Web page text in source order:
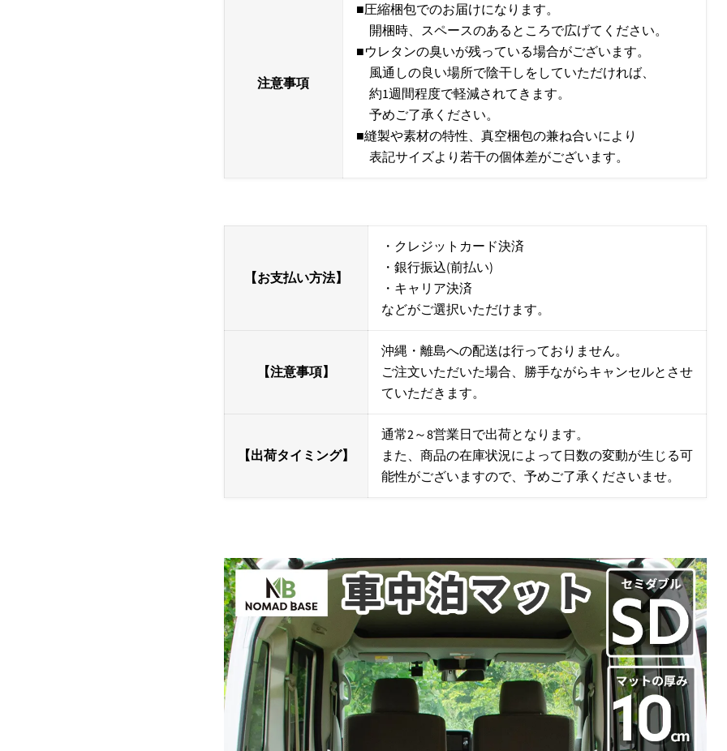
注意事項
■圧縮梱包でのお届けになります。
開梱時、スペースのあるところで広げてください。
■ウレタンの臭いが残っている場合がございます。
風通しの良い場所で陰干しをしていただければ、
約1週間程度で軽減されてきます。
予めご了承ください。
■縫製や素材の特性、真空梱包の兼ね合いにより
表記サイズより若干の個体差がございます。
【お支払い方法】
・クレジットカード決済
・銀行振込(前払い)
・キャリア決済
などがご選択いただけます。
【注意事項】
沖縄・離島への配送は行っておりません。
ご注文いただいた場合、勝手ながらキャンセルとさせ
ていただきます。
【出荷タイミング】
通常2～8営業日で出荷となります。
また、商品の在庫状況によって日数の変動が生じる可
能性がございますので、予めご了承くださいませ。